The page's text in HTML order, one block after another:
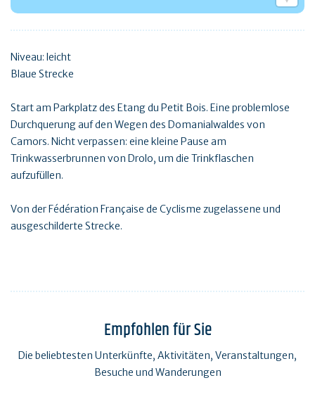
Niveau: leicht
Blaue Strecke
Start am Parkplatz des Etang du Petit Bois. Eine problemlose
Durchquerung auf den Wegen des Domanialwaldes von
Camors. Nicht verpassen: eine kleine Pause am
Trinkwasserbrunnen von Drolo, um die Trinkflaschen
aufzufüllen.
Von der Fédération Française de Cyclisme zugelassene und
ausgeschilderte Strecke.
Empfohlen für Sie
Die beliebtesten Unterkünfte, Aktivitäten, Veranstaltungen,
Besuche und Wanderungen